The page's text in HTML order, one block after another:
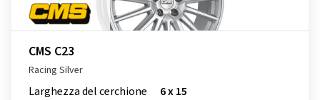
CMS C23
Racing Silver
Larghezza del cerchione
6 x 15